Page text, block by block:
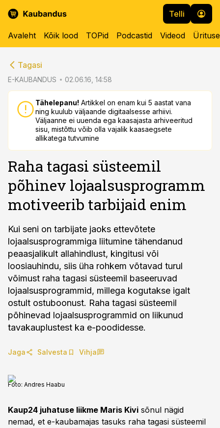
Telli
Avaleht Kõik lood TOPid Podcastid Videod
Tagasi
E-KAUBANDUS 02.06.16, 14:58
Tähelepanu! Artikkel on enam kui 5 aastat vana
ning kuulub väljaande digitaalsesse arhiivi.
Väljaanne ei uuenda ega kaasajasta arhiveeritud
sisu, mistõttu võib olla vajalik kaasaegsete
allikatega tutvumine
Raha tagasi süsteemil
põhinev lojaalsusprogramm
motiveerib tarbijaid enim
Kui seni on tarbijate jaoks ettevõtete
lojaalsusprogrammiga liitumine tähendanud
peaasjalikult allahindlust, kingitusi või
loosiauhindu, siis üha rohkem võtavad turul
võimust raha tagasi süsteemil baseeruvad
lojaalsusprogrammid, millega kogutakse igalt
ostult ostuboonust. Raha tagasi süsteemil
põhinevad lojaalsusprogrammid on liikunud
tavakauplustest ka e-poodidesse.
Jaga Salvesta Vihja
Foto: Andres Haabu
Kaup24 juhatuse liikme Maris Kivi sõnul nägid
nemad, et e-kaubamajas tasuks raha tagasi süsteemil